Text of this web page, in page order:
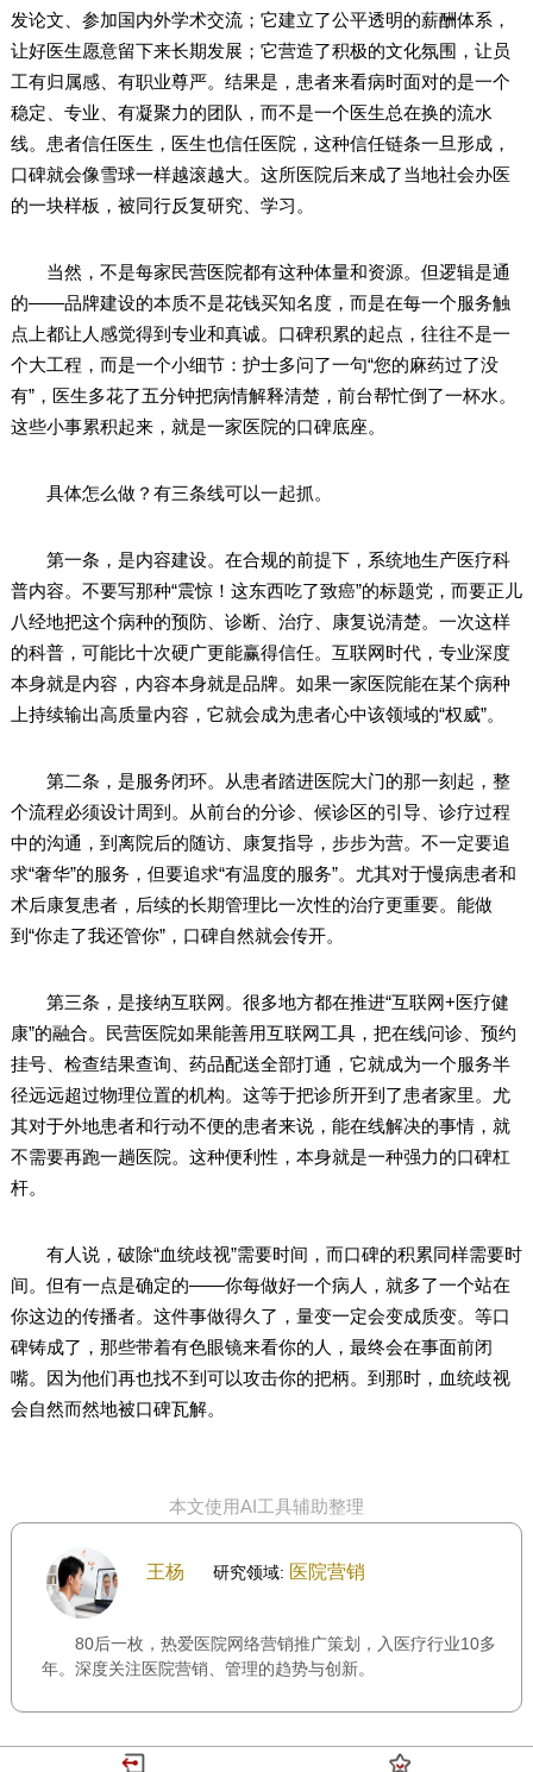
发论文、参加国内外学术交流；它建立了公平透明的薪酬体系，
让好医生愿意留下来长期发展；它营造了积极的文化氛围，让员
工有归属感、有职业尊严。结果是，患者来看病时面对的是一个
稳定、专业、有凝聚力的团队，而不是一个医生总在换的流水
线。患者信任医生，医生也信任医院，这种信任链条一旦形成，
口碑就会像雪球一样越滚越大。这所医院后来成了当地社会办医
的一块样板，被同行反复研究、学习。
当然，不是每家民营医院都有这种体量和资源。但逻辑是通
的——品牌建设的本质不是花钱买知名度，而是在每一个服务触
点上都让人感觉得到专业和真诚。口碑积累的起点，往往不是一
个大工程，而是一个小细节：护士多问了一句“您的麻药过了没
有”，医生多花了五分钟把病情解释清楚，前台帮忙倒了一杯水。
这些小事累积起来，就是一家医院的口碑底座。
具体怎么做？有三条线可以一起抓。
第一条，是内容建设。在合规的前提下，系统地生产医疗科
普内容。不要写那种“震惊！这东西吃了致癌”的标题党，而要正儿
八经地把这个病种的预防、诊断、治疗、康复说清楚。一次这样
的科普，可能比十次硬广更能赢得信任。互联网时代，专业深度
本身就是内容，内容本身就是品牌。如果一家医院能在某个病种
上持续输出高质量内容，它就会成为患者心中该领域的“权威”。
第二条，是服务闭环。从患者踏进医院大门的那一刻起，整
个流程必须设计周到。从前台的分诊、候诊区的引导、诊疗过程
中的沟通，到离院后的随访、康复指导，步步为营。不一定要追
求“奢华”的服务，但要追求“有温度的服务”。尤其对于慢病患者和
术后康复患者，后续的长期管理比一次性的治疗更重要。能做
到“你走了我还管你”，口碑自然就会传开。
第三条，是接纳互联网。很多地方都在推进“互联网+医疗健
康”的融合。民营医院如果能善用互联网工具，把在线问诊、预约
挂号、检查结果查询、药品配送全部打通，它就成为一个服务半
径远远超过物理位置的机构。这等于把诊所开到了患者家里。尤
其对于外地患者和行动不便的患者来说，能在线解决的事情，就
不需要再跑一趟医院。这种便利性，本身就是一种强力的口碑杠
杆。
有人说，破除“血统歧视”需要时间，而口碑的积累同样需要时
间。但有一点是确定的——你每做好一个病人，就多了一个站在
你这边的传播者。这件事做得久了，量变一定会变成质变。等口
碑铸成了，那些带着有色眼镜来看你的人，最终会在事面前闭
嘴。因为他们再也找不到可以攻击你的把柄。到那时，血统歧视
会自然而然地被口碑瓦解。
本文使用AI工具辅助整理
王杨 研究领域: 医院营销
80后一枚，热爱医院网络营销推广策划，入医疗行业10多
年。深度关注医院营销、管理的趋势与创新。